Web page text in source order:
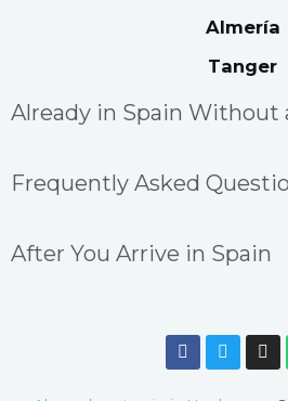
Almería
Tanger
Already in Spain Without
Frequently Asked
After You Arrive in Spain
F
a
c
T
w
i
I
n
s